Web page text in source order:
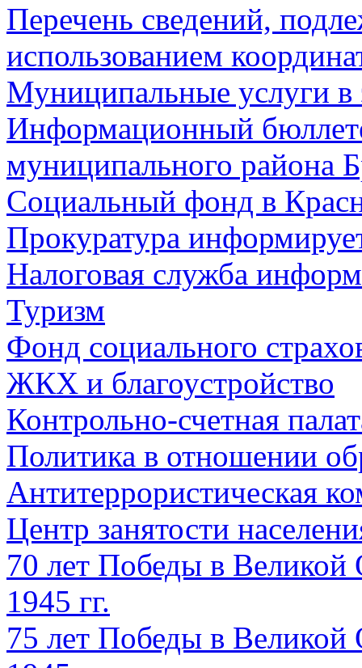
Перечень сведений,
использованием
Муниципальные услуги в
Информационный
муниципального района
Социальный фонд в
Прокуратура
Налоговая служба
Туризм
Фонд социального
ЖКХ и благоустройство
Контрольно-счетная
Политика в отношении
Антитеррористическая
Центр занятости
70 лет Победы в Великой
1945 гг.
75 лет Победы в Великой